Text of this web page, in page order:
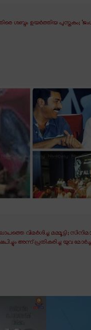
ശബ്ദം ഉയർത്തിയ പുസ്തകം;
വിമർശിച്ച മമ്മൂട്ടി;
അന്ന് പ്രതികരിച്ച യുവ മോർച്ച